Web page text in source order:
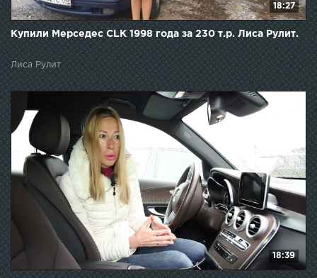
18:27
Купили Мерседес CLK 1998 года за 230 т.р. Лиса Рулит.
Лиса Рулит
18:39